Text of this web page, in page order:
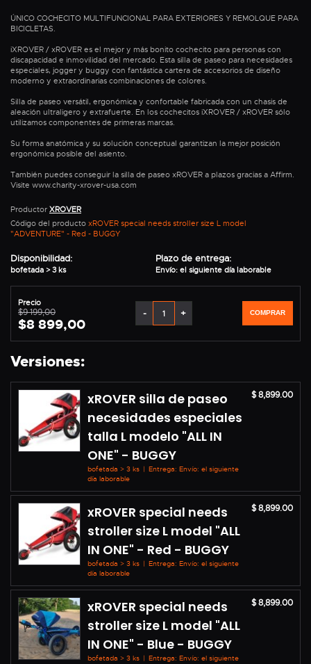
ÚNICO COCHECITO MULTIFUNCIONAL PARA EXTERIORES Y REMOLQUE PARA
BICICLETAS.
iXROVER / xROVER es el mejor y más bonito cochecito para personas con
discapacidad e inmovilidad del mercado. Esta silla de paseo para necesidades
especiales, jogger y buggy con fantástica cartera de accesorios de diseño
moderno y extraordinarias combinaciones de colores.
Silla de paseo versátil, ergonómica y confortable fabricada con un chasis de
aleación ultraligero y extrafuerte. En los cochecitos iXROVER / xROVER sólo
utilizamos componentes de primeras marcas.
Su forma anatómica y su solución conceptual garantizan la mejor posición
ergonómica posible del asiento.
También puedes conseguir la silla de paseo xROVER a plazos gracias a Affirm.
Visite www.charity-xrover-usa.com
Productor XROVER
Código del producto xROVER special needs stroller size L model
"ADVENTURE" - Red - BUGGY
Disponibilidad:
bofetada > 3 ks
Plazo de entrega:
Envío: el siguiente día laborable
Precio
$9 199,00
$8 899,00
- + COMPRAR
Versiones:
xROVER silla de paseo
necesidades especiales
talla L modelo "ALL IN
ONE" - BUGGY
bofetada > 3 ks | Entrega: Envío: el siguiente
día laborable
$ 8,899.00
xROVER special needs
stroller size L model "ALL
IN ONE" - Red - BUGGY
bofetada > 3 ks | Entrega: Envío: el siguiente
día laborable
$ 8,899.00
xROVER special needs
stroller size L model "ALL
IN ONE" - Blue - BUGGY
bofetada > 3 ks | Entrega: Envío: el siguiente
$ 8,899.00